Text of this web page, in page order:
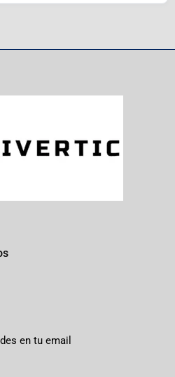
en tu email